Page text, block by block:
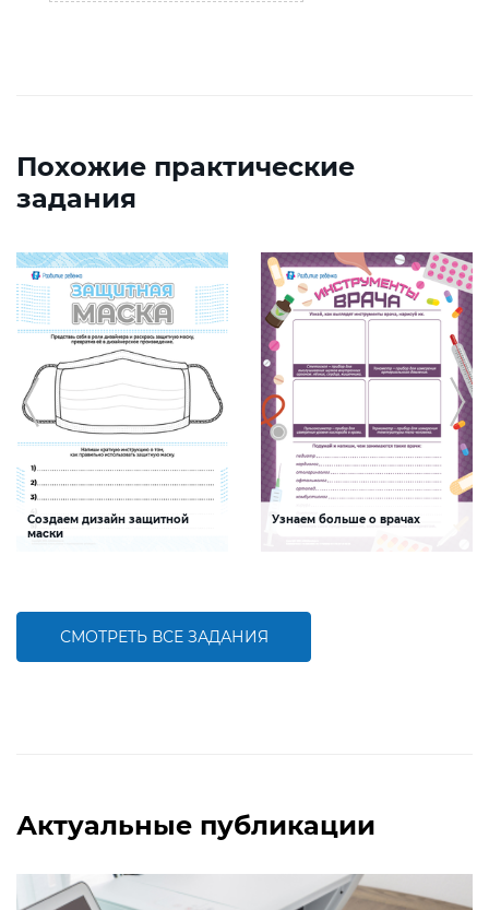
Похожие практические
задания
Создаем дизайн защитной
маски
Узнаем больше о врачах
СМОТРЕТЬ ВСЕ ЗАДАНИЯ
Актуальные публикации